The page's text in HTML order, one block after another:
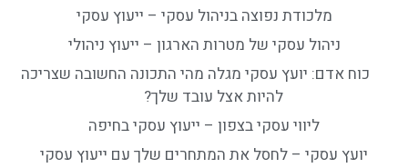
מלכודת נפוצה בניהול עסקי – ייעוץ עסקי
ניהול עסקי של מטרות הארגון – ייעוץ ניהולי
כוח אדם: יועץ עסקי מגלה מהי התכונה החשובה שצריכה
להיות אצל עובד שלך?
ליווי עסקי בצפון – ייעוץ עסקי בחיפה
יועץ עסקי – לחסל את המתחרים שלך עם ייעוץ עסקי